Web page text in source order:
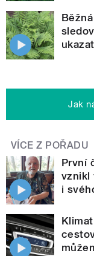
Jak
VÍCE Z POŘADU
První
vznikl
i